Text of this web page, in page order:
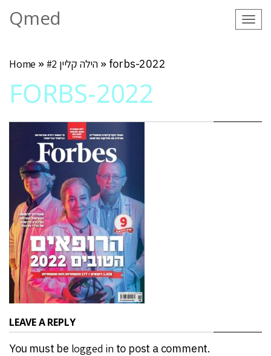
Qmed
Home » הילה קליין #2 » forbs-2022
FORBS-2022
LEAVE A REPLY
You must be logged in to post a comment.